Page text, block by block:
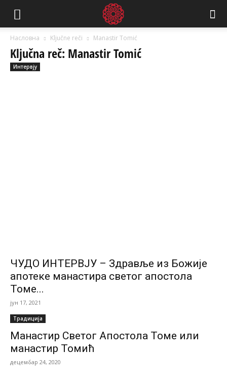
Насловна Ključne reči Manastir Tomić
Ključna reč: Manastir Tomić
Интервју
ЧУДО ИНТЕРВЈУ – Здравље из Божије
апотеке манастира светог апостола
Томе...
јун 17, 2021
Традиција
Манастир Светог Апостола Томе или
манастир Томић
децембар 24, 2020